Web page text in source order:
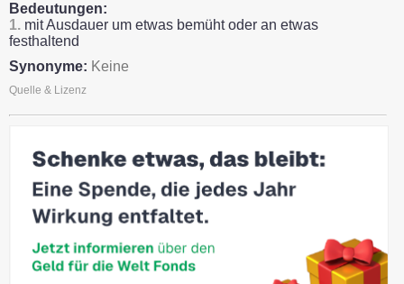
Bedeutungen:
1. mit Ausdauer um etwas bemüht oder an etwas
festhaltend
Synonyme: Keine
Quelle & Lizenz